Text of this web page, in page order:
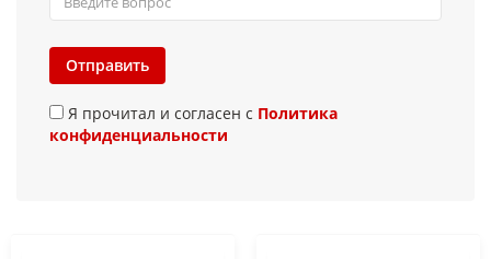
Отправить
Я прочитал и согласен с Политика
конфиденциальности